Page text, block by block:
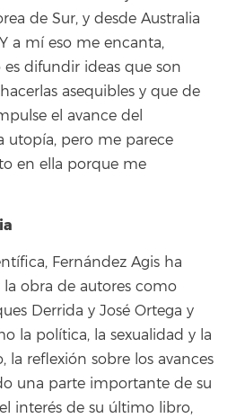
de Sur, y desde Australia
a mí eso me encanta,
difundir ideas que son
asequibles y que de
el avance del
utopía, pero me parece
en ella porque me
Fernández Agis ha
obra de autores como
Derrida y José Ortega y
la política, la sexualidad y la
la reflexión sobre los avances
una parte importante de su
interés de su último libro,